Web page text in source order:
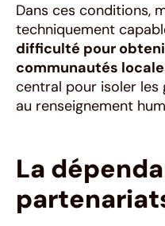
Dans ces conditions,
techniquement
difficulté pour
communautés
central pour isoler
au renseignement
La